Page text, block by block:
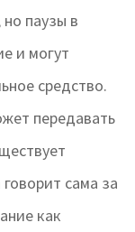
паузы в
и могут
средство.
передавать
сама за
как